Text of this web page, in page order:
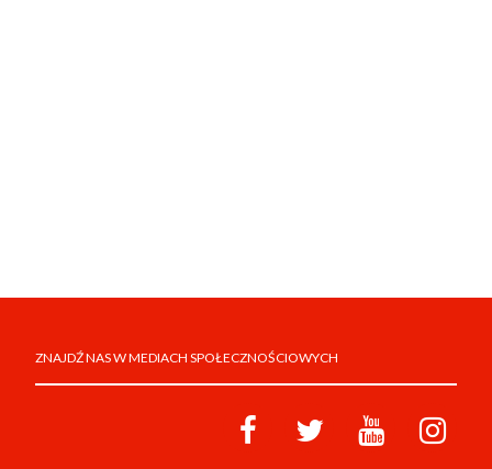
ZNAJDŹ NAS W MEDIACH SPOŁECZNOŚCIOWYCH